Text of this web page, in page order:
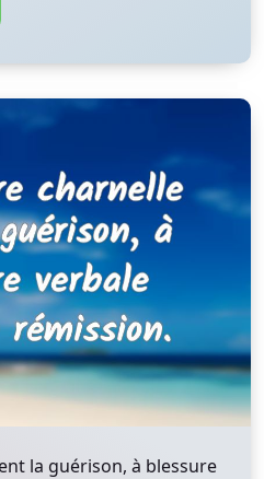
la guérison, à blessure